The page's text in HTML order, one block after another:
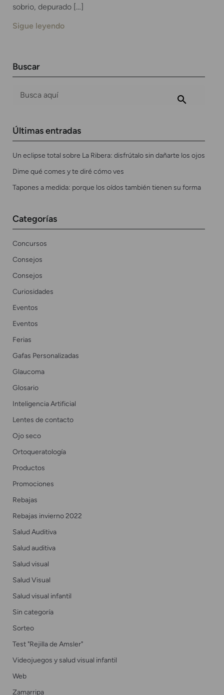
sobrio, depurado […]
Sigue leyendo
Buscar
Últimas entradas
Un eclipse total sobre La Ribera: disfrútalo sin dañarte los ojos
Dime qué comes y te diré cómo ves
Tapones a medida: porque los oídos también tienen su forma
Categorías
Concursos
Consejos
Consejos
Curiosidades
Eventos
Eventos
Ferias
Gafas Personalizadas
Glaucoma
Glosario
Inteligencia Artificial
Lentes de contacto
Ojo seco
Ortoqueratología
Productos
Promociones
Rebajas
Rebajas invierno 2022
Salud Auditiva
Salud auditiva
Salud visual
Salud Visual
Salud visual infantil
Sin categoría
Sorteo
Test "Rejilla de Amsler"
Videojuegos y salud visual infantil
Web
Zamarripa